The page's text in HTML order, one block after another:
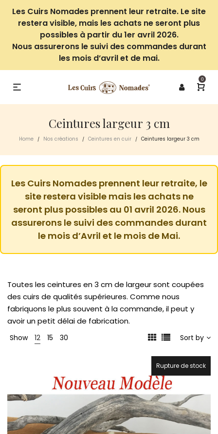
Les Cuirs Nomades prennent leur retraite. Le site
restera visible, mais les achats ne seront plus
possibles à partir du 1er avril 2026.
Nous assurerons le suivi des commandes durant
les mois d’avril et de mai.
0
Ceintures largeur 3 cm
Home / Nos créations / Ceintures en cuir / Ceintures largeur 3 cm
Les Cuirs Nomades prennent leur retraite, le
site restera visible mais les achats ne
seront plus possibles au 01 avril 2026. Nous
assurerons le suivi des commandes durant
le mois d’Avril et le mois de Mai.
Toutes les ceintures en 3 cm de largeur sont coupées
des cuirs de qualités supérieures. Comme nous
fabriquons le plus souvent à la commande, il peut y
avoir un petit délai de fabrication.
Show 12 15 30 Sort by
Rupture de stock